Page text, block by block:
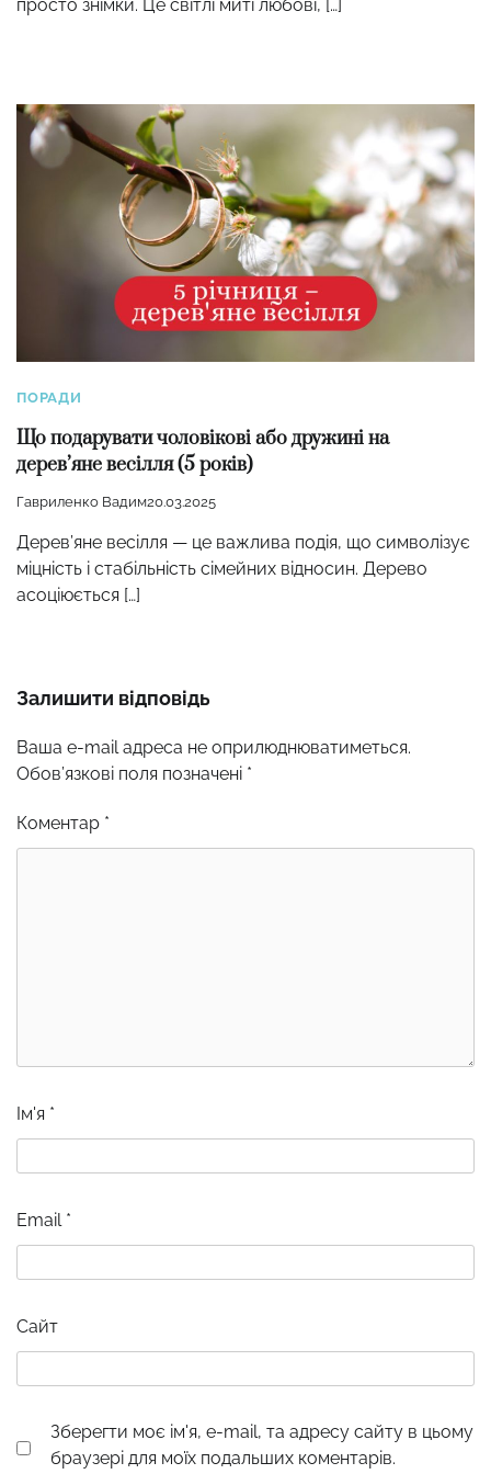
просто знімки. Це світлі миті любові, […]
ПОРАДИ
Що подарувати чоловікові або дружині на
дерев’яне весілля (5 років)
Гавриленко Вадим20.03.2025
Дерев’яне весілля — це важлива подія, що символізує
міцність і стабільність сімейних відносин. Дерево
асоціюється […]
Залишити відповідь
Ваша e-mail адреса не оприлюднюватиметься.
Обов’язкові поля позначені *
Коментар *
Ім'я *
Email *
Сайт
Зберегти моє ім'я, e-mail, та адресу сайту в цьому
браузері для моїх подальших коментарів.